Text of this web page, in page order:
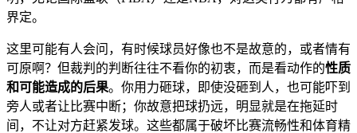
界定。
这里可能有人会问，有时候球员好像也不是故意的，或者情有
可原啊？但裁判的判断往往不看你的初衷，而是看动作的性质
和可能造成的后果。你用力砸球，即使没砸到人，也可能吓到
旁人或者让比赛中断；你故意把球扔远，明显就是在拖延时
间，不让对方赶紧发球。这些都属于破坏比赛流畅性和体育精